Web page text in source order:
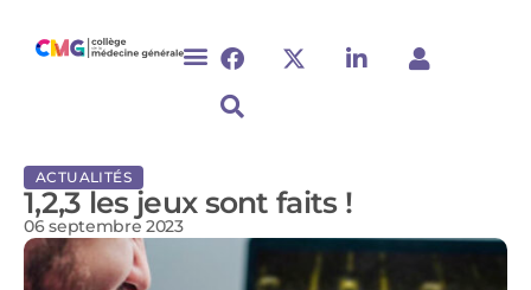
ACTUALITÉS
1,2,3 les jeux sont faits !
06 septembre 2023